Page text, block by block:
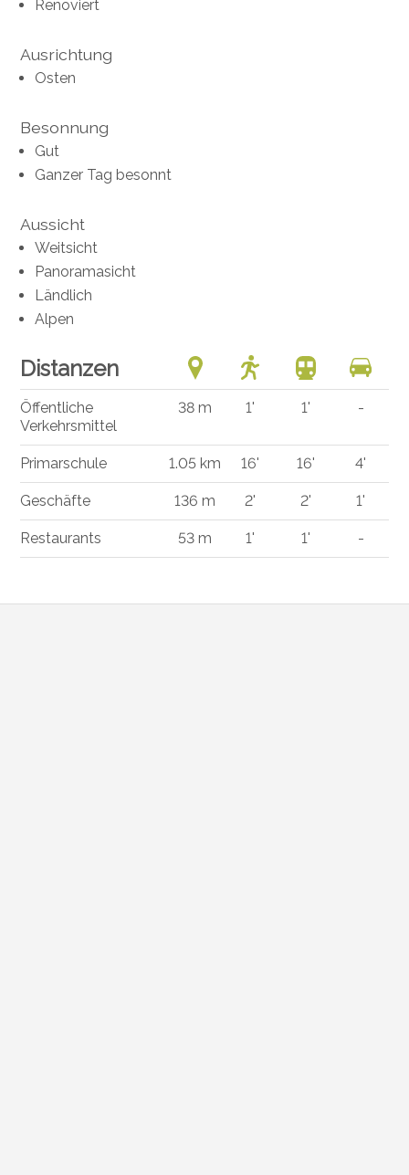
Renoviert
Ausrichtung
Osten
Besonnung
Gut
Ganzer Tag besonnt
Aussicht
Weitsicht
Panoramasicht
Ländlich
Alpen
Distanzen
Öffentliche
Verkehrsmittel
38 m 1' 1' -
Primarschule 1.05 km 16' 16' 4'
Geschäfte 136 m 2' 2' 1'
Restaurants 53 m 1' 1' -